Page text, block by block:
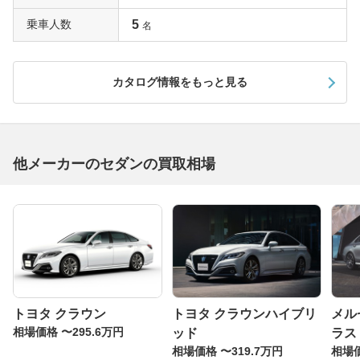
乗車人数 5 名
カタログ情報をもっと見る
他メーカーのセダンの買取相場
トヨタ クラウン
相場価格 〜295.6万円
トヨタ クラウンハイブリ
ッド
相場価格 〜319.7万円
メ
ラス
相場